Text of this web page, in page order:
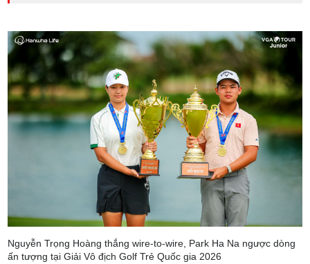
Nguyễn Trọng Hoàng thắng wire-to-wire, Park Ha Na ngược dòng
ấn tượng tại Giải Vô địch Golf Trẻ Quốc gia 2026